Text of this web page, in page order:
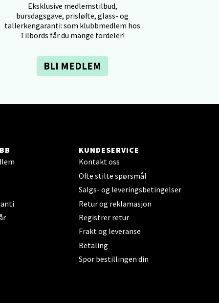
Eksklusive medlemstilbud,
bursdagsgave, prisløfte, glass- og
tallerkengaranti: som klubbmedlem hos
Tilbords får du mange fordeler!
BLI MEDLEM
KUNDESERVICE
Kontakt oss
Ofte stilte spørsmål
Salgs- og leveringsbetingelser
Retur og reklamasjon
Registrer retur
Frakt og leveranse
Betaling
Spor bestillingen din